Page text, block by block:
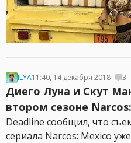
ILYA11:40, 14 декабря 2018 3
Диего Луна и Скут
втором сезоне
Deadline сообщил, что
сериала Narcos: Mexico